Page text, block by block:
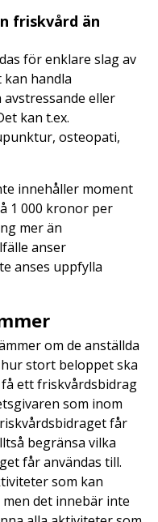
friskvård än
för enklare slag av
handla
eller
kan t.ex.
osteopati,
innehåller moment
1 000 kronor per
mer än
anser
anses uppfylla
om de anställda
stort beloppet ska
ett friskvårdsbidrag
som inom
får
begränsa vilka
får användas till.
som kan
det innebär inte